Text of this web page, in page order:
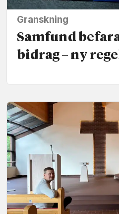
Granskning
Samfund
bidrag – ny